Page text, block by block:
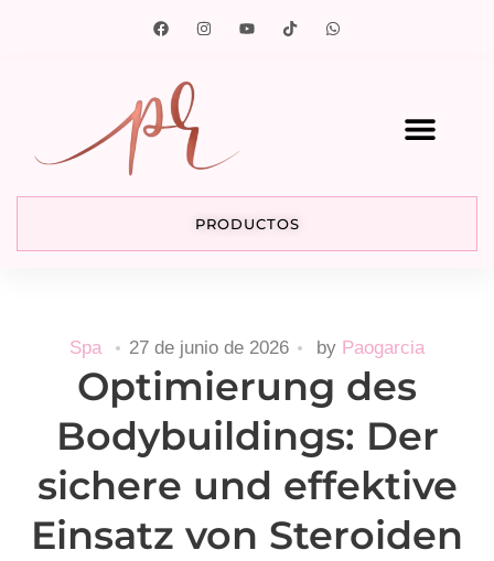
PRODUCTOS
Spa 27 de junio de 2026 by Paogarcia
Optimierung des
Bodybuildings: Der
sichere und effektive
Einsatz von Steroiden